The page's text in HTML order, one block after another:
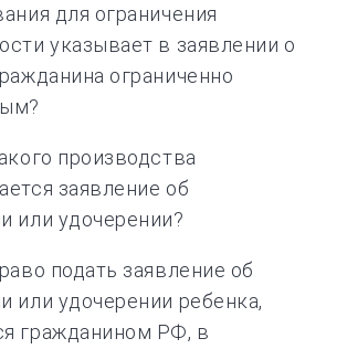
для ограничения
указывает в заявлении о
ограниченно
производства
заявление об
или удочерении?
подать заявление об
или удочерении ребенка,
гражданином РФ, в